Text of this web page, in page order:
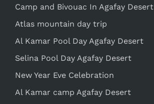
Camp and Bivouac In Agafay Desert
Atlas mountain day trip
Al Kamar Pool Day Agafay Desert
Selina Pool Day Agafay Desert
New Year Eve Celebration
Al Kamar camp Agafay Desert